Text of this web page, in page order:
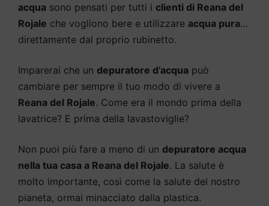
acqua sono pensati per tutti i clienti di Reana del
Rojale che vogliono bere e utilizzare acqua pura…
direttamente dal proprio rubinetto.
Imparerai che un depuratore d’acqua può
cambiare per sempre il tuo modo di vivere a
Reana del Rojale. Come era il mondo prima della
lavatrice? E prima della lavastoviglie?
Non puoi più fare a meno di un depuratore acqua
nella tua casa a Reana del Rojale. La salute è
molto importante, così come la salute del nostro
pianeta, ormai minacciato dalla plastica.